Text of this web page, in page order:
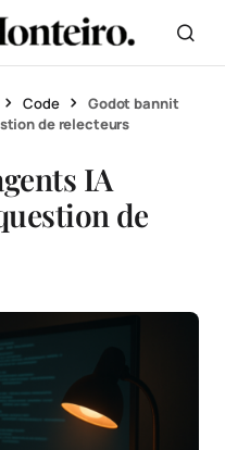
Code
Godot bannit
de relecteurs
IA
de